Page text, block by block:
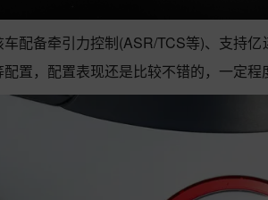
车配备牵引力控制(ASR/TCS等)、支持
配置，配置表现还是比较不错的，一定